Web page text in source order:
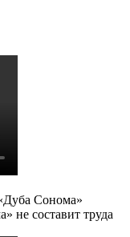
Сонома»
не составит труда